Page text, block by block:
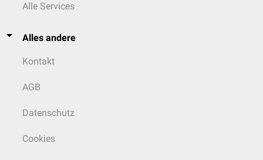
Alle Services
Alles andere
Kontakt
AGB
Datenschutz
Cookies